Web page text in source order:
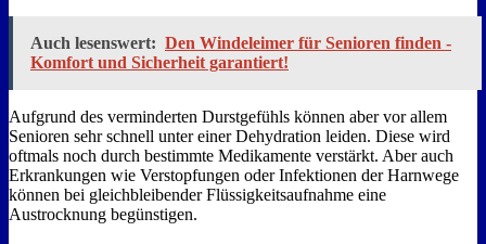
Auch lesenswert: Den Windeleimer für Senioren finden -
Komfort und Sicherheit garantiert!
Aufgrund des verminderten Durstgefühls können aber vor allem
Senioren sehr schnell unter einer Dehydration leiden. Diese wird
oftmals noch durch bestimmte Medikamente verstärkt. Aber auch
Erkrankungen wie Verstopfungen oder Infektionen der Harnwege
können bei gleichbleibender Flüssigkeitsaufnahme eine
Austrocknung begünstigen.